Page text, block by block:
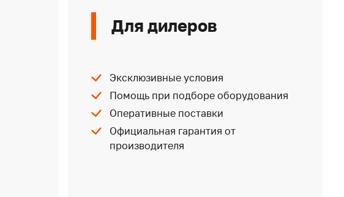
Для дилеров
Эксклюзивные условия
Помощь при подборе оборудования
Оперативные поставки
Официальная гарантия от
производителя